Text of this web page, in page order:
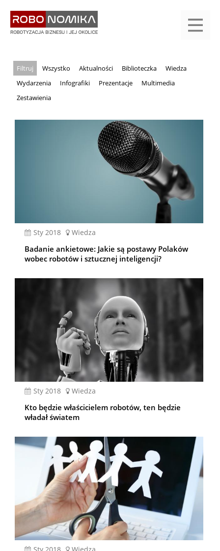
treści
yasne
main
menu
Wszystko
Aktualności Biblioteczka
Wiedza
Wydarzenia
Infografiki Prezentacje
Multimedia
Zestawienia
sty 2018 Wiedza
Badanie ankietowe: Jakie są postawy Polaków
wobec robotów i sztucznej inteligencji?
sty 2018 Wiedza
Kto będzie właścicielem robotów, ten będzie
władał światem